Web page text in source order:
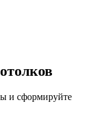
и сформируйте